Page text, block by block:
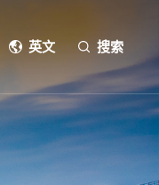
英文 搜索